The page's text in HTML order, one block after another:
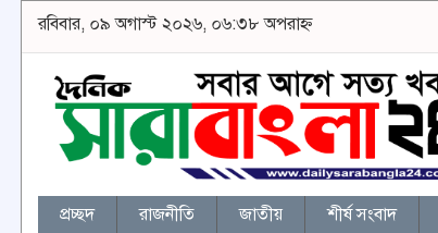
রবিবার, ০৯ অগাস্ট ২০২৬, ০৬:৩৮ অপরাহ্ন
প্রচ্ছদ রাজনীতি জাতীয় শীর্ষ সংবাদ